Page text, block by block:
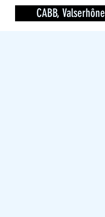
CABB, Valserhône